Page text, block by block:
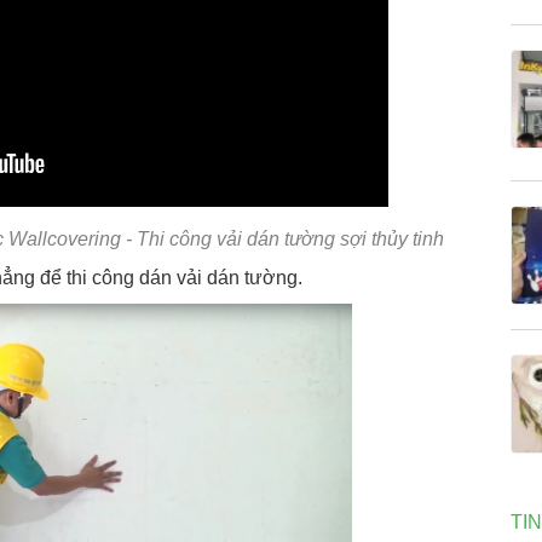
- Thi công vải dán tường sợi thủy tinh
để thi công dán vải dán tường.